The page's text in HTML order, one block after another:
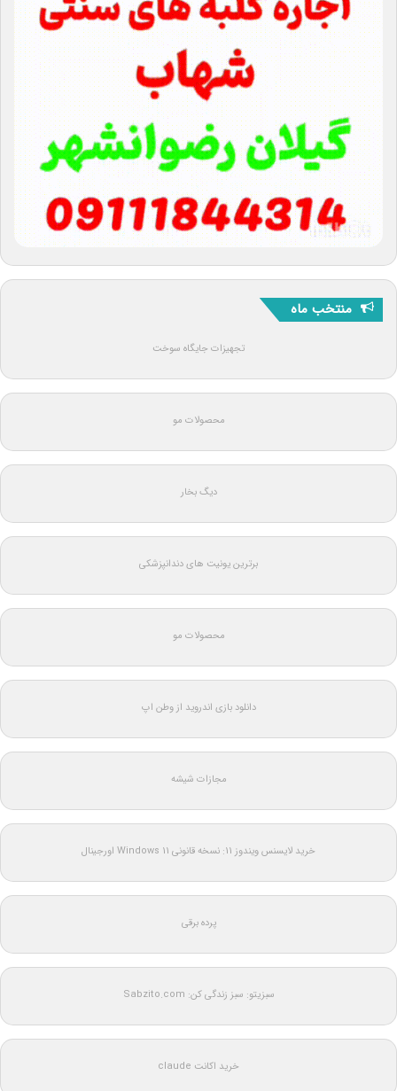
منتخب ماه
تجهیزات جایگاه سوخت
محصولات مو
دیگ بخار
برترین یونیت های دندانپزشکی
محصولات مو
دانلود بازی اندروید از وطن اپ
مجازات شیشه
خرید لایسنس ویندوز 11: نسخه قانونی Windows 11 اورجینال
پرده برقی
سبزیتو: سبز زندگی کن: Sabzito.com
خرید اکانت claude